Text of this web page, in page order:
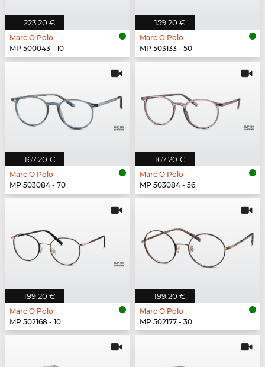
223,20 €
Marc O Polo
MP 500043 - 10
159,20 €
Marc O Polo
MP 503133 - 50
167,20 €
Marc O Polo
MP 503084 - 70
167,20 €
Marc O Polo
MP 503084 - 56
199,20 €
Marc O Polo
MP 502168 - 10
199,20 €
Marc O Polo
MP 502177 - 30